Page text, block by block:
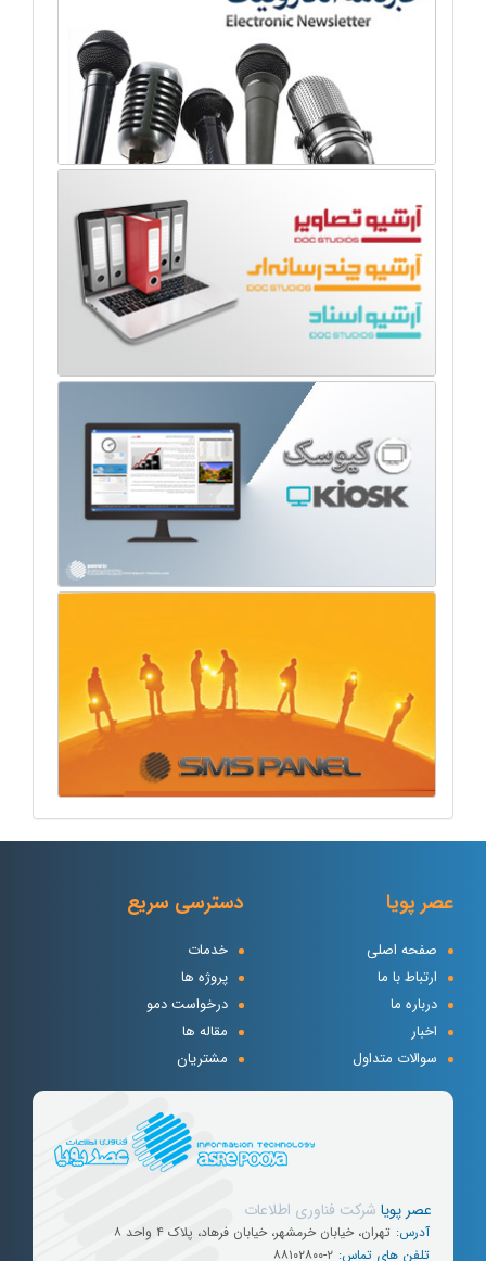
عصر پویا
صفحه اصلی
ارتباط با ما
درباره ما
اخبار
سوالات متداول
دسترسی سریع
خدمات
پروژه ها
درخواست دمو
مقاله ها
مشتریان
عصر پویا شرکت فناوری اطلاعات
آدرس: تهران، خیابان خرمشهر، خیابان فرهاد، پلاک ۴ واحد ۸
تلفن های تماس: ۸۸۱۰۲۸۰۰-۲